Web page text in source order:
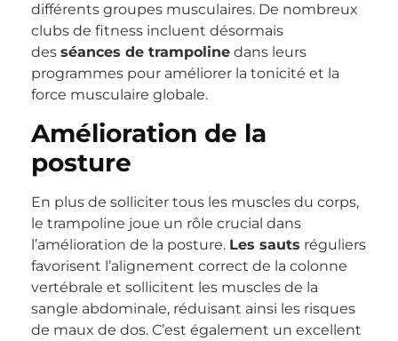
différents groupes musculaires. De nombreux
clubs de fitness incluent désormais
des séances de trampoline dans leurs
programmes pour améliorer la tonicité et la
force musculaire globale.
Amélioration de la
posture
En plus de solliciter tous les muscles du corps,
le trampoline joue un rôle crucial dans
l’amélioration de la posture. Les sauts réguliers
favorisent l’alignement correct de la colonne
vertébrale et sollicitent les muscles de la
sangle abdominale, réduisant ainsi les risques
de maux de dos. C’est également un excellent